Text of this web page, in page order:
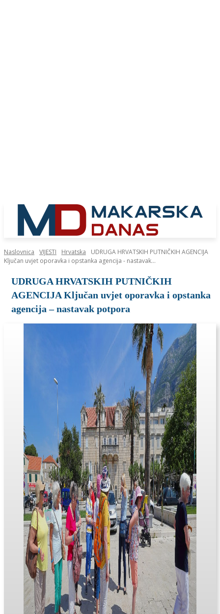
Naslovnica VIJESTI Hrvatska
UDRUGA HRVATSKIH PUTNIČKIH AGENCIJA
Ključan uvjet oporavka i opstanka agencija - nastavak...
UDRUGA HRVATSKIH PUTNIČKIH
AGENCIJA Ključan uvjet oporavka i opstanka
agencija – nastavak potpora